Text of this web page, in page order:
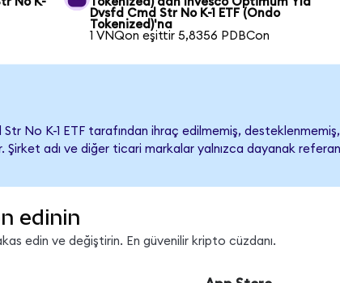
Dvsfd Cmd Str No K-1 ETF (Ondo
Tokenized)'na
1 VNQon eşittir 5,8356 PDBCon
No K-1 ETF tarafından ihraç edilmemiş,
adı ve diğer ticari markalar yalnızca dayanak referans
edinin
edin ve değiştirin. En güvenilir kripto cüzdanı.